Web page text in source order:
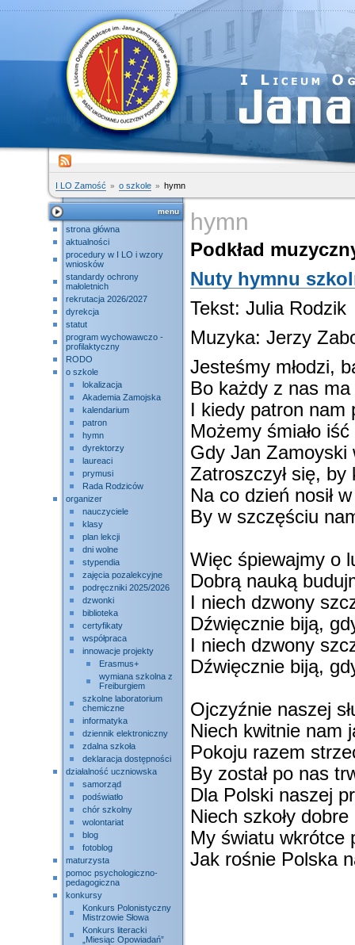
I LO Zamość o szkole hymn
hymn
Podkład
Nuty hymnu
Tekst: Julia Rodzik
Muzyka: Jerzy
Jesteśmy młodzi,
Bo każdy z nas
I kiedy patron nam
Możemy śmiało
Gdy Jan Zamoyski
Zatroszczył się, by
Na co dzień nosił
By w szczęściu
Więc śpiewajmy o
Dobrą nauką
I niech dzwony
Dźwięcznie biją,
I niech dzwony
Dźwięcznie biją,
Ojczyźnie naszej
Niech kwitnie nam
Pokoju razem
By został po nas
Dla Polski naszej
Niech szkoły
My światu wkrótce
Jak rośnie Polska
menu
strona główna
aktualności
procedury w I LO i wzory
wniosków
standardy ochrony
małoletnich
rekrutacja 2026/2027
dyrekcja
statut
program wychowawczo -
profilaktyczny
RODO
o szkole
lokalizacja
Akademia Zamojska
kalendarium
patron
hymn
dyrektorzy
laureaci
prymusi
Rada Rodziców
organizer
nauczyciele
klasy
plan lekcji
dni wolne
stypendia
zajęcia pozalekcyjne
podręczniki 2025/2026
dzwonki
biblioteka
certyfikaty
współpraca
innowacje projekty
Erasmus+
wymiana szkolna z
Freiburgiem
szkolne laboratorium
chemiczne
informatyka
dziennik elektroniczny
zdalna szkoła
deklaracja dostępności
działalność uczniowska
samorząd
podświatło
chór szkolny
wolontariat
blog
fotoblog
maturzysta
pomoc psychologiczno-
pedagogiczna
konkursy
Konkurs Polonistyczny
Mistrzowie Słowa
Konkurs literacki
„Miesiąc Opowiadań”